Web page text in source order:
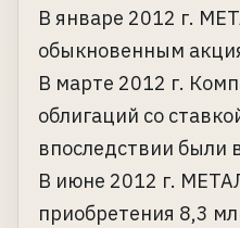
В январе 2012 г.
обыкновенным
В марте 2012 г.
облигаций со
впоследствии были
В июне 2012 г.
приобретения 8,3